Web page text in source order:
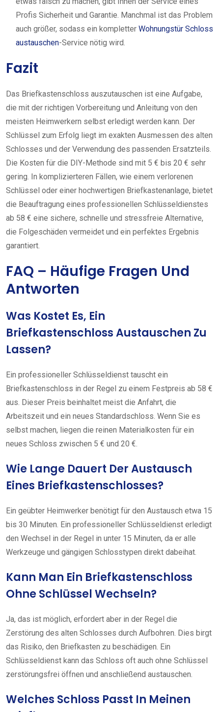
Profis Sicherheit und Garantie. Manchmal ist das Problem
auch größer, sodass ein kompletter Wohnungstür Schloss
austauschen-Service nötig wird.
Fazit
Das Briefkastenschloss auszutauschen ist eine Aufgabe,
die mit der richtigen Vorbereitung und Anleitung von den
meisten Heimwerkern selbst erledigt werden kann. Der
Schlüssel zum Erfolg liegt im exakten Ausmessen des alten
Schlosses und der Verwendung des passenden Ersatzteils.
Die Kosten für die DIY-Methode sind mit 5 € bis 20 € sehr
gering. In komplizierteren Fällen, wie einem verlorenen
Schlüssel oder einer hochwertigen Briefkastenanlage, bietet
die Beauftragung eines professionellen Schlüsseldienstes
ab 58 € eine sichere, schnelle und stressfreie Alternative,
die Folgeschäden vermeidet und ein perfektes Ergebnis
garantiert.
FAQ – Häufige Fragen Und
Antworten
Was Kostet Es, Ein
Briefkastenschloss Austauschen Zu
Lassen?
Ein professioneller Schlüsseldienst tauscht ein
Briefkastenschloss in der Regel zu einem Festpreis ab 58 €
aus. Dieser Preis beinhaltet meist die Anfahrt, die
Arbeitszeit und ein neues Standardschloss. Wenn Sie es
selbst machen, liegen die reinen Materialkosten für ein
neues Schloss zwischen 5 € und 20 €.
Wie Lange Dauert Der Austausch
Eines Briefkastenschlosses?
Ein geübter Heimwerker benötigt für den Austausch etwa 15
bis 30 Minuten. Ein professioneller Schlüsseldienst erledigt
den Wechsel in der Regel in unter 15 Minuten, da er alle
Werkzeuge und gängigen Schlosstypen direkt dabeihat.
Kann Man Ein Briefkastenschloss
Ohne Schlüssel Wechseln?
Ja, das ist möglich, erfordert aber in der Regel die
Zerstörung des alten Schlosses durch Aufbohren. Dies birgt
das Risiko, den Briefkasten zu beschädigen. Ein
Schlüsseldienst kann das Schloss oft auch ohne Schlüssel
zerstörungsfrei öffnen und anschließend austauschen.
Welches Schloss Passt In Meinen